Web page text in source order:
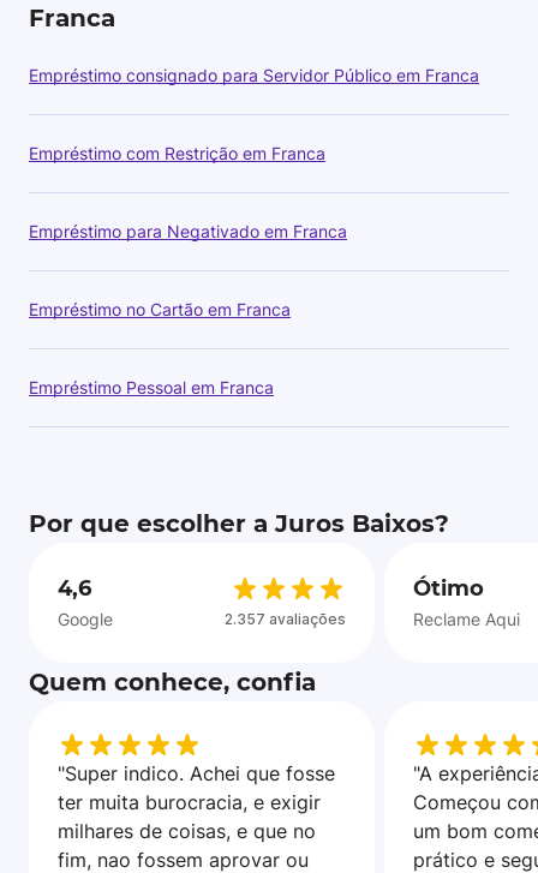
Franca
Empréstimo consignado para Servidor Público em Franca
Empréstimo com Restrição em Franca
Empréstimo para Negativado em Franca
Empréstimo no Cartão em Franca
Empréstimo Pessoal em Franca
Por que escolher a Juros Baixos?
4,6
Google 2.357 avaliações
Ótimo
Reclame Aqui
Quem conhece, confia
"Super indico. Achei que fosse
ter muita burocracia, e exigir
milhares de coisas, e que no
fim, nao fossem aprovar ou
"A
Começou
um bom
prático e